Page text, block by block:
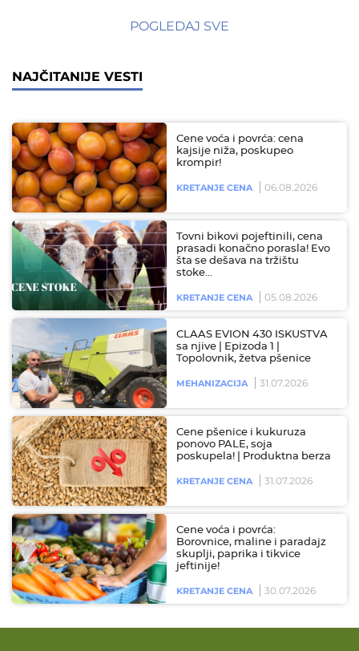
POGLEDAJ SVE
NAJČITANIJE VESTI
Cene voća i povrća: cena
kajsije niža, poskupeo
krompir!
KRETANJE CENA 06.08.2026
Tovni bikovi pojeftinili, cena
prasadi konačno porasla! Evo
šta se dešava na tržištu
stoke…
KRETANJE CENA 05.08.2026
CLAAS EVION 430 ISKUSTVA
sa njive | Epizoda 1 |
Topolovnik, žetva pšenice
MEHANIZACIJA 31.07.2026
Cene pšenice i kukuruza
ponovo PALE, soja
poskupela! | Produktna berza
KRETANJE CENA 31.07.2026
Cene voća i povrća:
Borovnice, maline i paradajz
skuplji, paprika i tikvice
jeftinije!
KRETANJE CENA 30.07.2026